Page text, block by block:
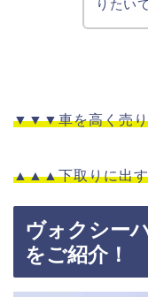
りたい
▼▼▼車を高く売
▲▲▲下取りに出
ヴォクシー
をご紹介！